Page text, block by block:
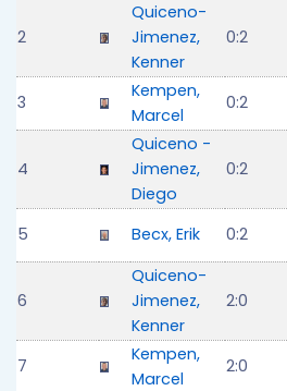
2
Quiceno-
Jimenez,
Kenner
0:2
3
Kempen,
Marcel
0:2
4
Quiceno -
Jimenez,
Diego
0:2
5 Becx, Erik 0:2
6
Quiceno-
Jimenez,
Kenner
2:0
7
Kempen,
Marcel
2:0